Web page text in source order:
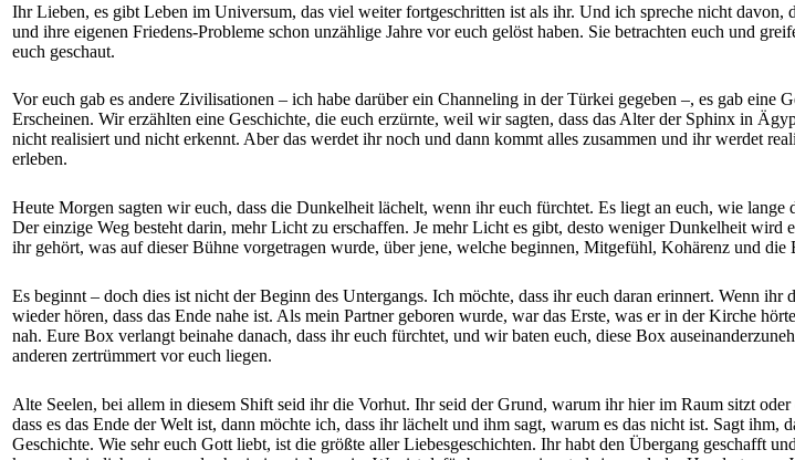
Ihr Lieben, es gibt Leben im Universum, das viel weiter fortgeschritten ist als ihr. Und ich spreche nicht davon,
und ihre eigenen Friedens-Probleme schon unzählige Jahre vor euch gelöst haben. Sie betrachten euch und
euch geschaut.
Vor euch gab es andere Zivilisationen – ich habe darüber ein Channeling in der Türkei gegeben –, es gab eine
Erscheinen. Wir erzählten eine Geschichte, die euch erzürnte, weil wir sagten, dass das Alter der Sphinx in
nicht realisiert und nicht erkennt. Aber das werdet ihr noch und dann kommt alles zusammen und ihr werdet
erleben.
Heute Morgen sagten wir euch, dass die Dunkelheit lächelt, wenn ihr euch fürchtet. Es liegt an euch, wie
Der einzige Weg besteht darin, mehr Licht zu erschaffen. Je mehr Licht es gibt, desto weniger Dunkelheit
ihr gehört, was auf dieser Bühne vorgetragen wurde, über jene, welche beginnen, Mitgefühl, Kohärenz und die
Es beginnt – doch dies ist nicht der Beginn des Untergangs. Ich möchte, dass ihr euch daran erinnert. Wenn
wieder hören, dass das Ende nahe ist. Als mein Partner geboren wurde, war das Erste, was er in der Kirche
nah. Eure Box verlangt beinahe danach, dass ihr euch fürchtet, und wir baten euch, diese Box
anderen zertrümmert vor euch liegen.
Alte Seelen, bei allem in diesem Shift seid ihr die Vorhut. Ihr seid der Grund, warum ihr hier im Raum sitzt
dass es das Ende der Welt ist, dann möchte ich, dass ihr lächelt und ihm sagt, warum es das nicht ist. Sagt
Geschichte. Wie sehr euch Gott liebt, ist die größte aller Liebesgeschichten. Ihr habt den Übergang geschafft